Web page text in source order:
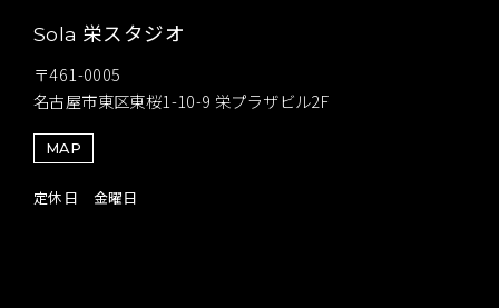
Sola 栄スタジオ
〒461-0005
名古屋市東区東桜1-10-9 栄プラザビル2F
MAP
定休日 金曜日